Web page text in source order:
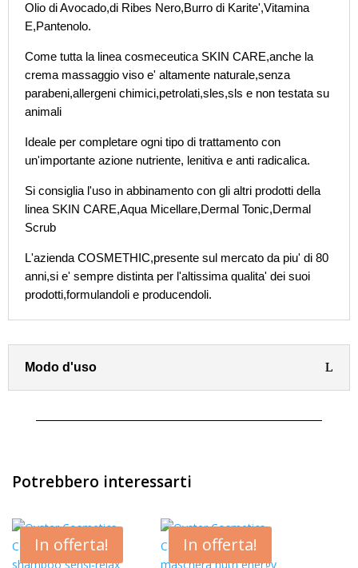
Olio di Avocado,di Ribes Nero,Burro di Karite',Vitamina
E,Pantenolo.
Come tutta la linea cosmeceutica SKIN CARE,anche la
crema massaggio viso e' altamente naturale,senza
parabeni,allergeni chimici,petrolati,sles,sls e non testata su
animali
Ideale per completare ogni tipo di trattamento con
un'importante azione nutriente, lenitiva e anti radicalica.
Si consiglia l'uso in abbinamento con gli altri prodotti della
linea SKIN CARE,Aqua Micellare,Dermal Tonic,Dermal
Scrub
L'azienda COSMETHIC,presente sul mercato da piu' di 80
anni,si e' sempre distinta per l'altissima qualita' dei suoi
prodotti,formulandoli e producendoli.
Modo d'uso
Potrebbero interessarti
In offerta! In offerta!